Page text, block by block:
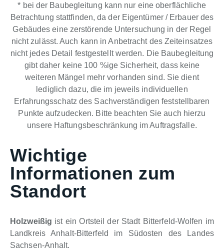
* bei der Baubegleitung kann nur eine oberflächliche
Betrachtung stattfinden, da der Eigentümer / Erbauer des
Gebäudes eine zerstörende Untersuchung in der Regel
nicht zulässt. Auch kann in Anbetracht des Zeiteinsatzes
nicht jedes Detail festgestellt werden. Die Baubegleitung
gibt daher keine 100 %ige Sicherheit, dass keine
weiteren Mängel mehr vorhanden sind. Sie dient
lediglich dazu, die im jeweils individuellen
Erfahrungsschatz des Sachverständigen feststellbaren
Punkte aufzudecken. Bitte beachten Sie auch hierzu
unsere Haftungsbeschränkung im Auftragsfalle.
Wichtige
Informationen zum
Standort
Holzweißig ist ein Ortsteil der Stadt Bitterfeld-Wolfen im
Landkreis Anhalt-Bitterfeld im Südosten des Landes
Sachsen-Anhalt.